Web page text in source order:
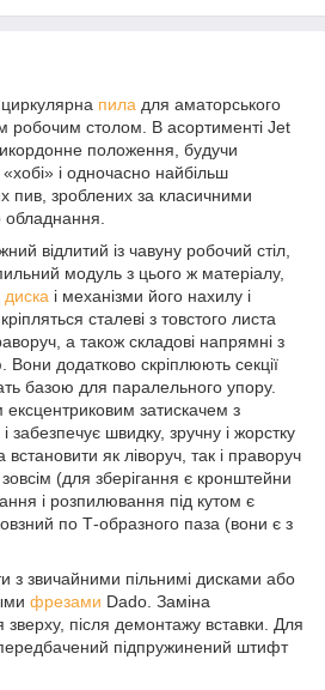
пила для аматорського
робочим столом. В асортименті Jet
положення, будучи
і одночасно найбільш
пив, зроблених за класичними
відлитий із чавуну робочий стіл,
модуль з цього ж матеріалу,
диска і механізми його нахилу і
сталеві з товстого листа
а також складові напрямні з
Вони додатково скріплюють секції
базою для паралельного упору.
затискачем з
забезпечує швидку, зручну і жорстку
як ліворуч, так і праворуч
(для зберігання є кронштейни
і розпилювання під кутом є
по Т-образного паза (вони є з
з звичайними пільнимі дисками або
фрезами Dado. Заміна
після демонтажу вставки. Для
підпружинений штифт